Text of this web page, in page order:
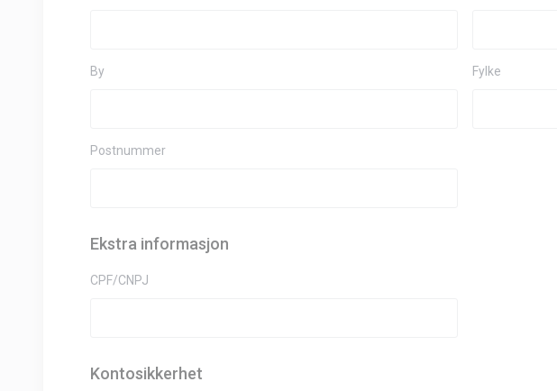
By Fylke
Postnummer
Ekstra informasjon
CPF/CNPJ
Kontosikkerhet